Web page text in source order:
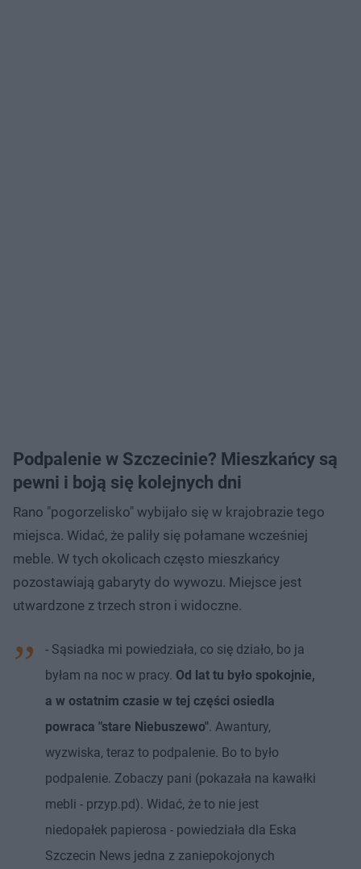
Podpalenie w Szczecinie? Mieszkańcy są
pewni i boją się kolejnych dni
Rano "pogorzelisko" wybijało się w krajobrazie tego
miejsca. Widać, że paliły się połamane wcześniej
meble. W tych okolicach często mieszkańcy
pozostawiają gabaryty do wywozu. Miejsce jest
utwardzone z trzech stron i widoczne.
- Sąsiadka mi powiedziała, co się działo, bo ja
byłam na noc w pracy. Od lat tu było spokojnie,
a w ostatnim czasie w tej części osiedla
powraca "stare Niebuszewo". Awantury,
wyzwiska, teraz to podpalenie. Bo to było
podpalenie. Zobaczy pani (pokazała na kawałki
mebli - przyp.pd). Widać, że to nie jest
niedopałek papierosa - powiedziała dla Eska
Szczecin News jedna z zaniepokojonych